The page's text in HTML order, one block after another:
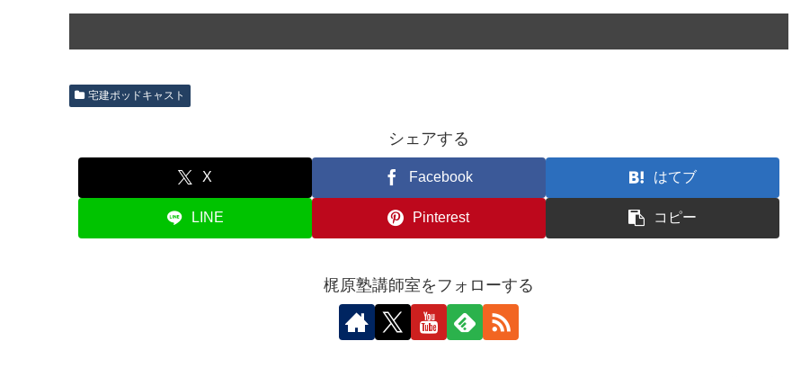
宅建ポッドキャスト
シェアする
X Facebook はてブ
LINE Pinterest コピー
梶原塾講師室をフォローする